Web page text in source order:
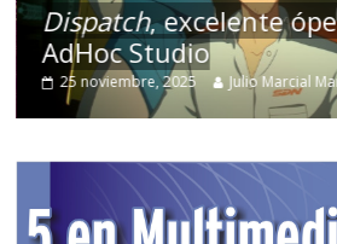
Dispatch, excelente
AdHoc Studio
25 noviembre, 2025 Julio Marcial